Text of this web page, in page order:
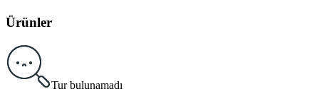
Ürünler
Tur bulunamadı